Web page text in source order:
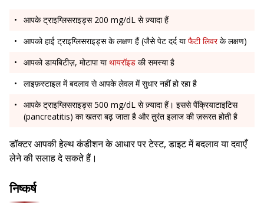
आपके ट्राइग्लिसराइड्स 200 mg/dL से ज़्यादा हैं
आपको हाई ट्राइग्लिसराइड्स के लक्षण हैं (जैसे पेट दर्द याफैटी लिवरके लक्षण)
आपको डायबिटीज़, मोटापा याथायरॉइड की समस्या है
लाइफ़स्टाइल में बदलाव से आपके लेवल में सुधार नहीं हो रहा है
आपके ट्राइग्लिसराइड्स 500 mg/dL से ज़्यादा हैं। इससे पैंक्रियाटाइटिस
(pancreatitis) का खतरा बढ़ जाता है और तुरंत इलाज की ज़रूरत होती है
डॉक्टर आपकी हेल्थ कंडीशन के आधार पर टेस्ट, डाइट में बदलाव या दवाएँ
लेने की सलाह दे सकते हैं।
निष्कर्ष